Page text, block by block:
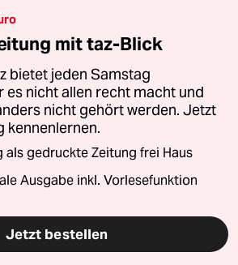
mit taz-Blick
bietet jeden Samstag
es nicht allen recht macht und
nicht gehört werden. Jetzt
kennenlernen.
als gedruckte Zeitung frei Haus
Ausgabe inkl. Vorlesefunktion
Jetzt bestellen